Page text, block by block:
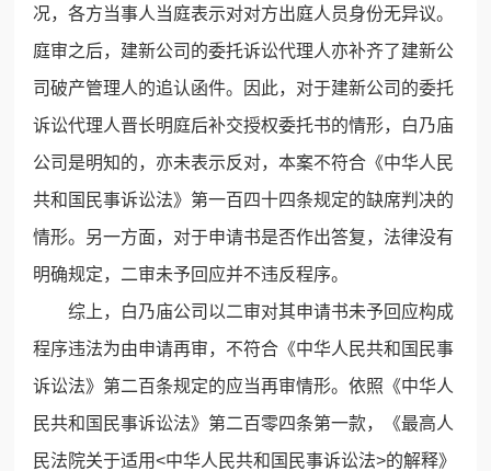
况，各方当事人当庭表示对对方出庭人员身份无异议。
庭审之后，建新公司的委托诉讼代理人亦补齐了建新公
司破产管理人的追认函件。因此，对于建新公司的委托
诉讼代理人晋长明庭后补交授权委托书的情形，白乃庙
公司是明知的，亦未表示反对，本案不符合《中华人民
共和国民事诉讼法》第一百四十四条规定的缺席判决的
情形。另一方面，对于申请书是否作出答复，法律没有
明确规定，二审未予回应并不违反程序。
综上，白乃庙公司以二审对其申请书未予回应构成
程序违法为由申请再审，不符合《中华人民共和国民事
诉讼法》第二百条规定的应当再审情形。依照《中华人
民共和国民事诉讼法》第二百零四条第一款，《最高人
民法院关于适用<中华人民共和国民事诉讼法>的解释》